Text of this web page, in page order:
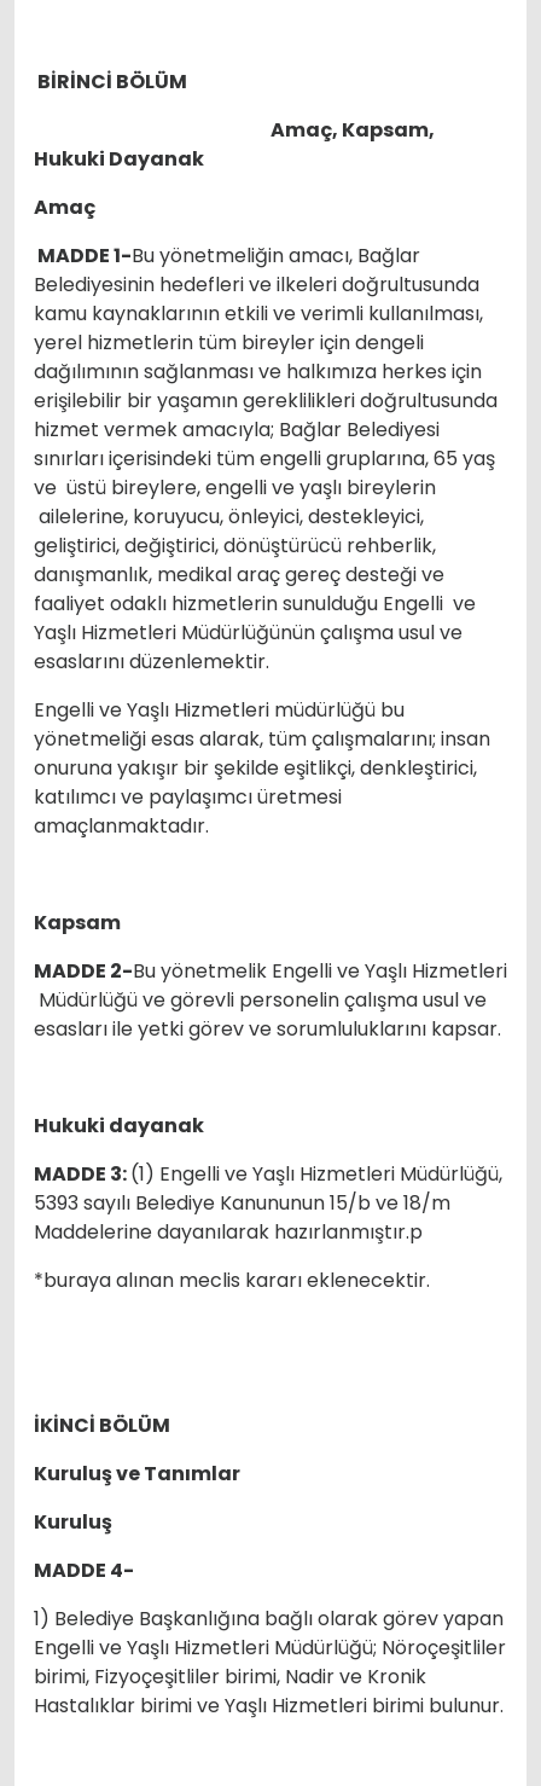
BİRİNCİ BÖLÜM
Amaç, Kapsam,
Hukuki Dayanak
Amaç
MADDE 1-Bu yönetmeliğin amacı, Bağlar
Belediyesinin hedefleri ve ilkeleri doğrultusunda
kamu kaynaklarının etkili ve verimli kullanılması,
yerel hizmetlerin tüm bireyler için dengeli
dağılımının sağlanması ve halkımıza herkes için
erişilebilir bir yaşamın gereklilikleri doğrultusunda
hizmet vermek amacıyla; Bağlar Belediyesi
sınırları içerisindeki tüm engelli gruplarına, 65 yaş
ve üstü bireylere, engelli ve yaşlı bireylerin
ailelerine, koruyucu, önleyici, destekleyici,
geliştirici, değiştirici, dönüştürücü rehberlik,
danışmanlık, medikal araç gereç desteği ve
faaliyet odaklı hizmetlerin sunulduğu Engelli ve
Yaşlı Hizmetleri Müdürlüğünün çalışma usul ve
esaslarını düzenlemektir.
Engelli ve Yaşlı Hizmetleri müdürlüğü bu
yönetmeliği esas alarak, tüm çalışmalarını; insan
onuruna yakışır bir şekilde eşitlikçi, denkleştirici,
katılımcı ve paylaşımcı üretmesi
amaçlanmaktadır.
Kapsam
MADDE 2-Bu yönetmelik Engelli ve Yaşlı Hizmetleri
Müdürlüğü ve görevli personelin çalışma usul ve
esasları ile yetki görev ve sorumluluklarını kapsar.
Hukuki dayanak
MADDE 3:(1) Engelli ve Yaşlı Hizmetleri Müdürlüğü,
5393 sayılı Belediye Kanununun 15/b ve 18/m
Maddelerine dayanılarak hazırlanmıştır.p
*buraya alınan meclis kararı eklenecektir.
İKİNCİ BÖLÜM
Kuruluş ve Tanımlar
Kuruluş
MADDE 4-
1) Belediye Başkanlığına bağlı olarak görev yapan
Engelli ve Yaşlı Hizmetleri Müdürlüğü; Nöroçeşitliler
birimi, Fizyoçeşitliler birimi, Nadir ve Kronik
Hastalıklar birimi ve Yaşlı Hizmetleri birimi bulunur.